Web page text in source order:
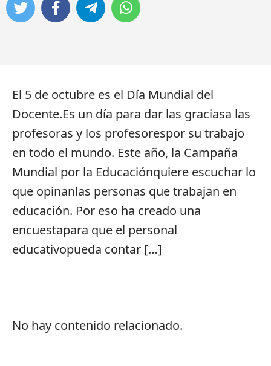
El 5 de octubre es el Día Mundial del
Docente.Es un día para dar las graciasa las
profesoras y los profesorespor su trabajo
en todo el mundo. Este año, la Campaña
Mundial por la Educaciónquiere escuchar lo
que opinanlas personas que trabajan en
educación. Por eso ha creado una
encuestapara que el personal
educativopueda contar […]
No hay contenido relacionado.